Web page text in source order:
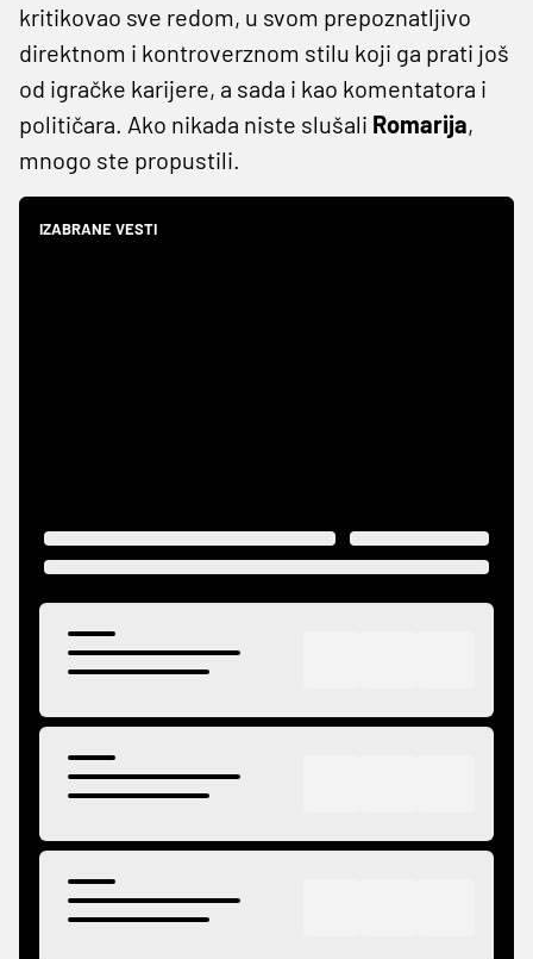
kritikovao sve redom, u svom prepoznatljivo
direktnom i kontroverznom stilu koji ga prati još
od igračke karijere, a sada i kao komentatora i
političara. Ako nikada niste slušali Romarija,
mnogo ste propustili.
IZABRANE VESTI